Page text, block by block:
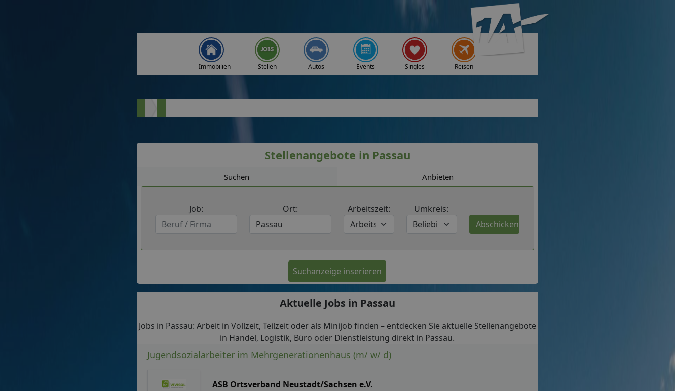
Immobilien Stellen Autos Events Singles Reisen
Stellenangebote in Passau
Suchen Anbieten
Job: Ort: Arbeitszeit: Umkreis:
Suchanzeige inserieren
Aktuelle Jobs in Passau
Jobs in Passau: Arbeit in Vollzeit, Teilzeit oder als Minijob finden – entdecken Sie aktuelle Stellenangebote
in Handel, Logistik, Büro oder Dienstleistung direkt in Passau.
Jugendsozialarbeiter im Mehrgenerationenhaus (m/ w/ d)
ASB Ortsverband Neustadt/Sachsen e.V.